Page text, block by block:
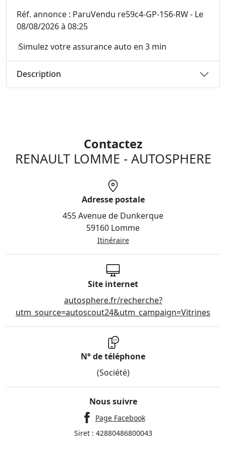
Réf. annonce : ParuVendu re59c4-GP-156-RW - Le
08/08/2026 à 08:25
Simulez votre assurance auto en 3 min
Description
Contactez
RENAULT LOMME - AUTOSPHERE
Adresse postale
455 Avenue de Dunkerque
59160 Lomme
Itinéraire
Site internet
autosphere.fr/recherche?
utm_source=autoscout24&utm_campaign=Vitrines
N° de téléphone
(Société)
Nous suivre
Page Facebook
Siret : 42880486800043